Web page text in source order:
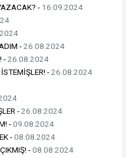
- 16.09.2024
-26.08.2024
-26.08.2024
-26.08.2024
-26.08.2024
-09.08.2024
-08.08.2024
-08.08.2024